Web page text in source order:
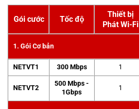
Gói cước Tốc độ
Thiết bị
Phát Wi-Fi
1. Gói Cơ bản
NETVT1
300 Mbps 1
NETVT2
500 Mbps -
1Gbps
1